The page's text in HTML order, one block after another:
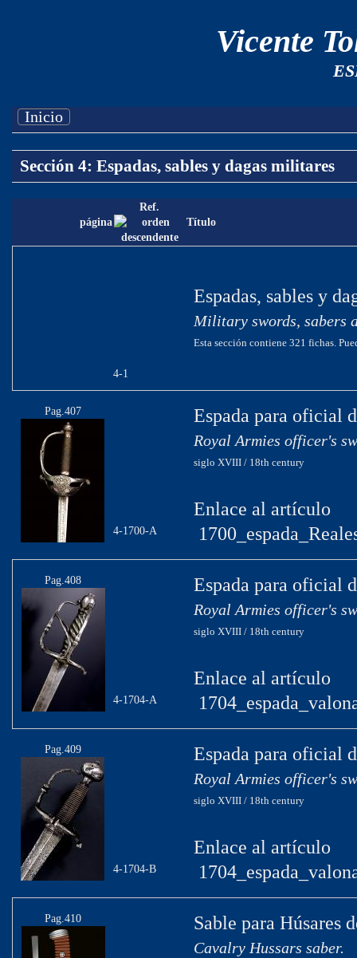
Vicente
Inicio
Sección 4: Espadas, sables y dagas militares
página
Ref.
Título
4-1
Espadas, sables y
Military swords, sabers
Esta sección contiene 321 fichas.
Pag.407
4-1700-A
Espada para oficial
Royal Armies officer's
siglo XVIII / 18th century
Enlace al artículo
Pag.408
4-1704-A
Espada para oficial
Royal Armies officer's
siglo XVIII / 18th century
Enlace al artículo
Pag.409
4-1704-B
Espada para oficial
Royal Armies officer's
siglo XVIII / 18th century
Enlace al artículo
Pag.410 Sable para Húsares
Cavalry Hussars saber.